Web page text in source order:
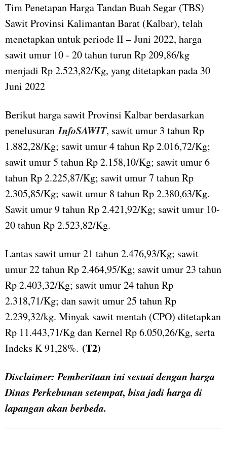
Tim Penetapan Harga Tandan Buah Segar (TBS)
Sawit Provinsi Kalimantan Barat (Kalbar), telah
menetapkan untuk periode II – Juni 2022, harga
sawit umur 10 - 20 tahun turun Rp 209,86/kg
menjadi Rp 2.523,82/Kg, yang ditetapkan pada 30
Juni 2022
Berikut harga sawit Provinsi Kalbar berdasarkan
penelusuranInfoSAWIT, sawit umur 3 tahun Rp
1.882,28/Kg; sawit umur 4 tahun Rp 2.016,72/Kg;
sawit umur 5 tahun Rp 2.158,10/Kg; sawit umur 6
tahun Rp 2.225,87/Kg; sawit umur 7 tahun Rp
2.305,85/Kg; sawit umur 8 tahun Rp 2.380,63/Kg.
Sawit umur 9 tahun Rp 2.421,92/Kg; sawit umur 10-
20 tahun Rp 2.523,82/Kg.
Lantas sawit umur 21 tahun 2.476,93/Kg; sawit
umur 22 tahun Rp 2.464,95/Kg; sawit umur 23 tahun
Rp 2.403,32/Kg; sawit umur 24 tahun Rp
2.318,71/Kg; dan sawit umur 25 tahun Rp
2.239,32/kg. Minyak sawit mentah (CPO) ditetapkan
Rp 11.443,71/Kg dan Kernel Rp 6.050,26/Kg, serta
Indeks K 91,28%. (T2)
Disclaimer: Pemberitaan ini sesuai dengan harga
Dinas Perkebunan setempat, bisa jadi harga di
lapangan akan berbeda.